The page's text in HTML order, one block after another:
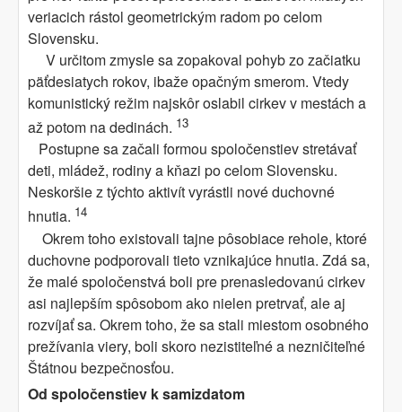
veriacich rástol geometrickým radom po celom
Slovensku.
V určitom zmysle sa zopakoval pohyb zo začiatku
päťdesiatych rokov, ibaže opačným smerom. Vtedy
komunistický režim najskôr oslabil cirkev v mestách a
až potom na dedinách. 13
Postupne sa začali formou spoločenstiev stretávať
deti, mládež, rodiny a kňazi po celom Slovensku.
Neskoršie z týchto aktivít vyrástli nové duchovné
hnutia. 14
Okrem toho existovali tajne pôsobiace rehole, ktoré
duchovne podporovali tieto vznikajúce hnutia. Zdá sa,
že malé spoločenstvá boli pre prenasledovanú cirkev
asi najlepším spôsobom ako nielen pretrvať, ale aj
rozvíjať sa. Okrem toho, že sa stali miestom osobného
prežívania viery, boli skoro nezistiteľné a nezničiteľné
Štátnou bezpečnosťou.
Od spoločenstiev k samizdatom